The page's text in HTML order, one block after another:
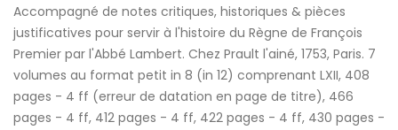
Accompagné de notes critiques, historiques & pièces
justificatives pour servir à l'histoire du Règne de François
Premier par l'Abbé Lambert. Chez Prault l'ainé, 1753, Paris. 7
volumes au format petit in 8 (in 12) comprenant LXII, 408
pages - 4 ff (erreur de datation en page de titre), 466
pages - 4 ff, 412 pages - 4 ff, 422 pages - 4 ff, 430 pages -